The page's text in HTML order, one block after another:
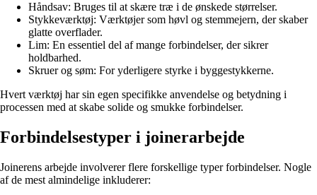
Håndsav: Bruges til at skære træ i de ønskede størrelser.
Stykkeværktøj: Værktøjer som høvl og stemmejern, der skaber
glatte overflader.
Lim: En essentiel del af mange forbindelser, der sikrer
holdbarhed.
Skruer og søm: For yderligere styrke i byggestykkerne.
Hvert værktøj har sin egen specifikke anvendelse og betydning i
processen med at skabe solide og smukke forbindelser.
Forbindelsestyper i joinerarbejde
Joinerens arbejde involverer flere forskellige typer forbindelser. Nogle
af de mest almindelige inkluderer: